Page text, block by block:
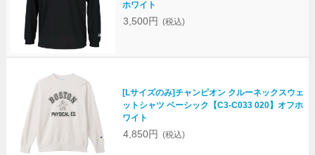
ホワイト
3,500円 (税込)
[Lサイズのみ]チャンピオン クルーネックスウェ
ットシャツ ベーシック【C3-C033 020】オフホ
ワイト
4,850円 (税込)